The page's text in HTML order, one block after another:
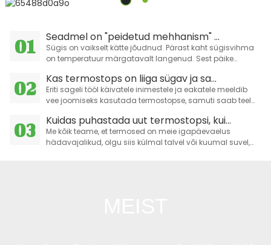
01 Seadmel on "peidetud mehhanism" ...
Sügis on vaikselt kätte jõudnud. Pärast kaht sügisvihma
on temperatuur märgatavalt langenud. Sest päike
02 Kas termostops on liiga sügav ja sa...
Eriti sageli tööl käivatele inimestele ja eakatele meeldib
vee joomiseks kasutada termostopse, samuti saab teel
03 Kuidas puhastada uut termostopsi, kui...
Me kõik teame, et termosed on meie igapäevaelus
hädavajalikud, olgu siis külmal talvel või kuumal suvel,